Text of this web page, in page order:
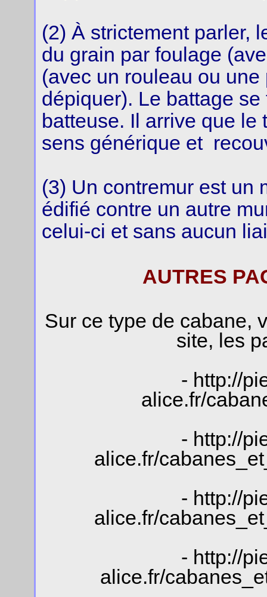
(2) À strictement parler,
du grain par foulage
(avec un rouleau ou
dépiquer). Le battage
batteuse. Il arrive que
sens générique et
(3) Un contremur est un
édifié contre un autre
celui-ci et sans aucun
AUTRES
Sur ce type de cabane,
site, les
- http://
alice.fr/
- http://
alice.fr/
- http://
alice.fr/
- http://
alice.fr/